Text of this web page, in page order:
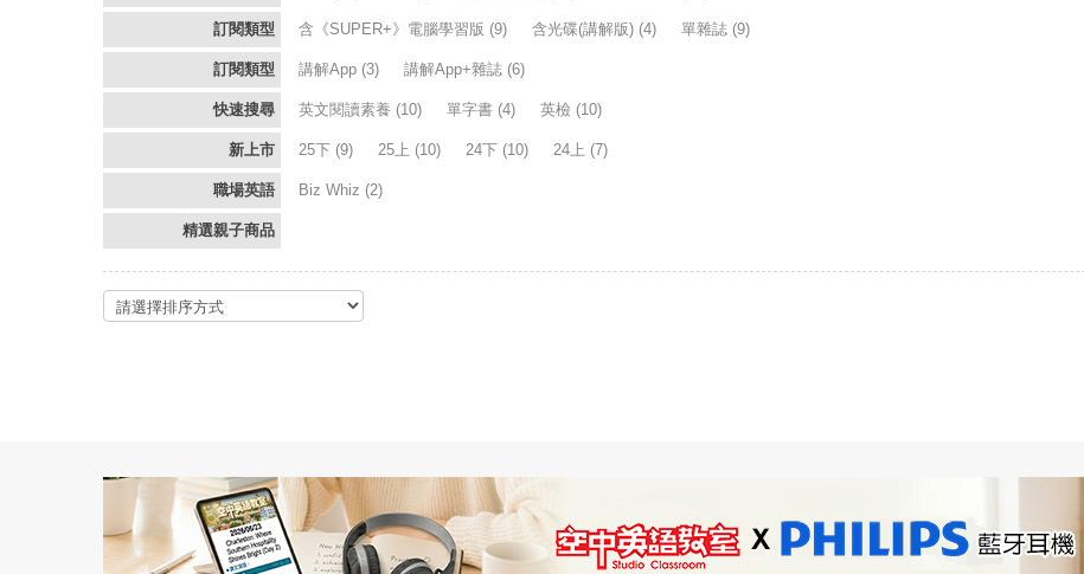
訂閱類型 含《SUPER+》電腦學習版 (9) 含光碟(講解版) (4) 單雜誌 (9)
訂閱類型 講解App (3) 講解App+雜誌 (6)
快速搜尋 英文閱讀素養 (10) 單字書 (4) 英檢 (10)
新上市 25下 (9) 25上 (10) 24下 (10) 24上 (7)
職場英語 Biz Whiz (2)
精選親子商品